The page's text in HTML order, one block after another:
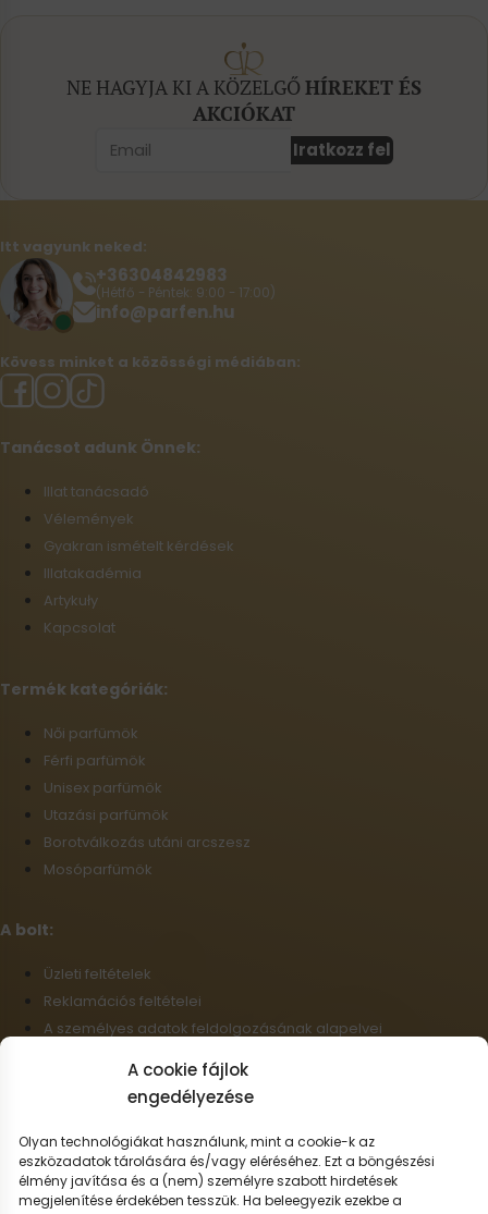
A cookie fájlok
engedélyezése
Olyan technológiákat használunk, mint a cookie-k az
eszközadatok tárolására és/vagy eléréséhez. Ezt a böngészési
élmény javítása és a (nem) személyre szabott hirdetések
megjelenítése érdekében tesszük. Ha beleegyezik ezekbe a
NE HAGYJA KI A KÖZELGŐ HÍREKET ÉS
AKCIÓKAT
Iratkozz fel
Itt vagyunk neked:
+36304842983
(Hétfő - Péntek: 9:00 - 17:00)
info@parfen.hu
Kövess minket a közösségi médiában:
Tanácsot adunk Önnek:
Illat tanácsadó
Vélemények
Gyakran ismételt kérdések
Illatakadémia
Artykuły
Kapcsolat
Termék kategóriák:
Női parfümök
Férfi parfümök
Unisex parfümök
Utazási parfümök
Borotválkozás utáni arcszesz
Mosóparfümök
A bolt:
Üzleti feltételek
Reklamációs feltételei
A személyes adatok feldolgozásának alapelvei
Cookie-fájlok
Nagykereskedelem
Elállás a szerződéstől
Magyar